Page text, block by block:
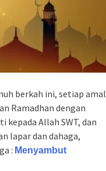
berkah ini, setiap amal
Ramadhan dengan
Allah SWT, dan
lapar dan dahaga,
: Menyambut